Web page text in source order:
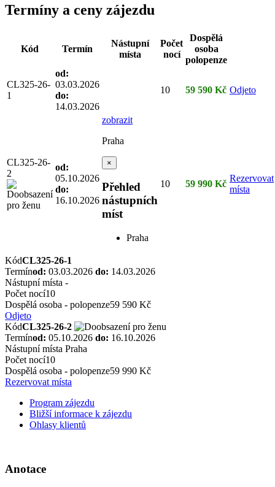
Termíny a ceny zájezdu
Kód Termín
Nástupní
místa
Počet
nocí
Dospělá
osoba
polopenze
CL325-26-
1
od:
03.03.2026
do:
14.03.2026
10 59 590 Kč Odjeto
CL325-26-
2
od:
05.10.2026
do:
16.10.2026
zobrazit
Praha
×
Přehled
nástupních
míst
Praha
10 59 990 Kč
Rezervovat
místa
KódCL325-26-1
Termínod: 03.03.2026 do: 14.03.2026
Nástupní místa -
Počet nocí10
Dospělá osoba - polopenze59 590 Kč
Odjeto
KódCL325-26-2
Termínod: 05.10.2026 do: 16.10.2026
Nástupní místa Praha
Počet nocí10
Dospělá osoba - polopenze59 990 Kč
Rezervovat místa
Program zájezdu
Bližší informace k zájezdu
Ohlasy klientů
Anotace